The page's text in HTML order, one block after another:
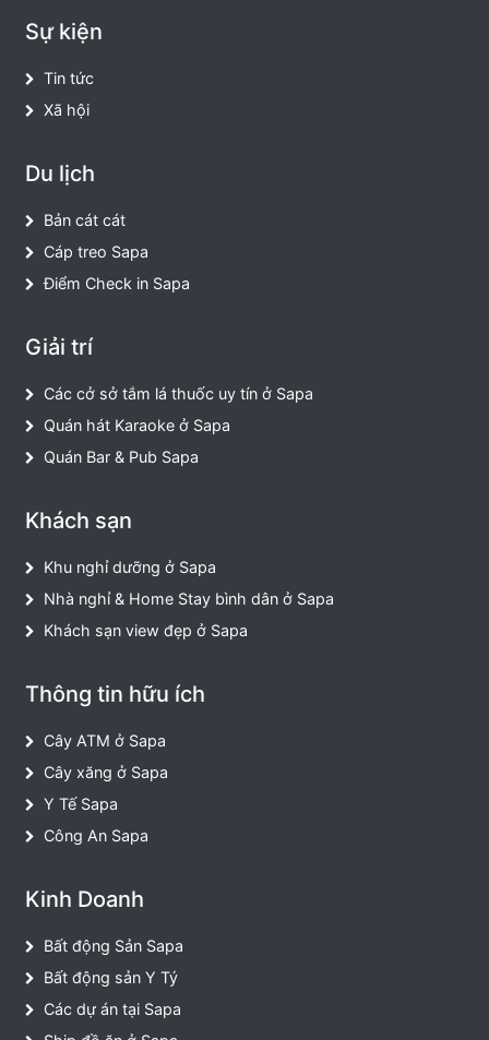
Sự kiện
Tin tức
Xã hội
Du lịch
Bản cát cát
Cáp treo Sapa
Điểm Check in Sapa
Giải trí
Các cở sở tắm lá thuốc uy tín ở Sapa
Quán hát Karaoke ở Sapa
Quán Bar & Pub Sapa
Khách sạn
Khu nghỉ dưỡng ở Sapa
Nhà nghỉ & Home Stay bình dân ở Sapa
Khách sạn view đẹp ở Sapa
Thông tin hữu ích
Cây ATM ở Sapa
Cây xăng ở Sapa
Y Tế Sapa
Công An Sapa
Kinh Doanh
Bất động Sản Sapa
Bất động sản Y Tý
Các dự án tại Sapa